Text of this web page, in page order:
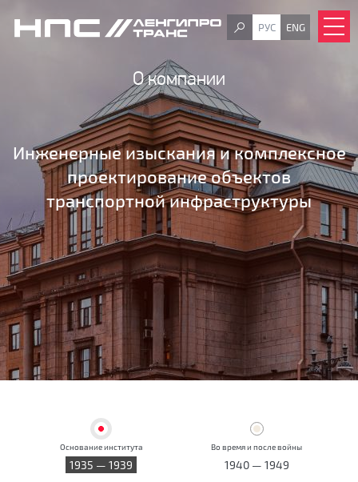
РУС ENG
О компании
Инженерные изыскания и комплексное
проектирование объектов
транспортной инфраструктуры
1935 — 1939
Основание института Во время и после войны
1940 — 1949